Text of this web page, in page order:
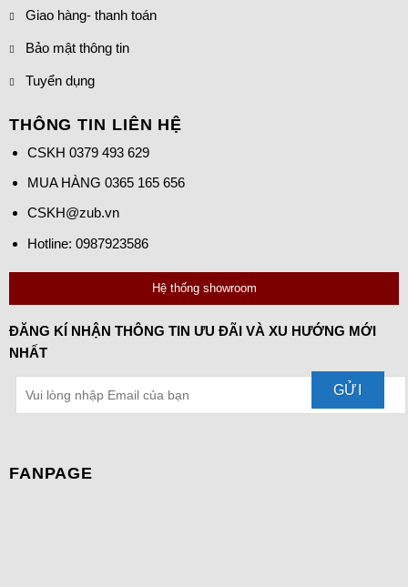
Giao hàng- thanh toán
Bảo mật thông tin
Tuyển dụng
THÔNG TIN LIÊN HỆ
CSKH 0379 493 629
MUA HÀNG 0365 165 656
CSKH@zub.vn
Hotline: 0987923586
Hệ thống showroom
ĐĂNG KÍ NHẬN THÔNG TIN ƯU ĐÃI VÀ XU HƯỚNG MỚI
NHẤT
FANPAGE